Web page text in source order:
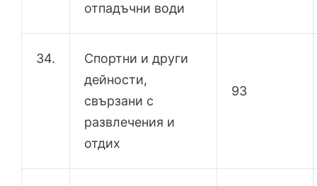
отпадъчни води
34.
Спортни и други
дейности,
свързани с
развлечения и
отдих
93